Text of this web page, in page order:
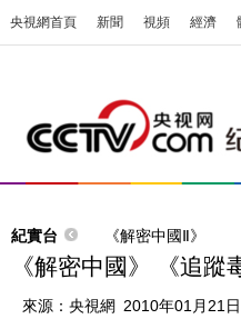
央視網首頁 新聞 視頻 經濟
紀實台 《解密中國Ⅱ》
《解密中國》 《追蹤
來源： 央視網 2010年01月21